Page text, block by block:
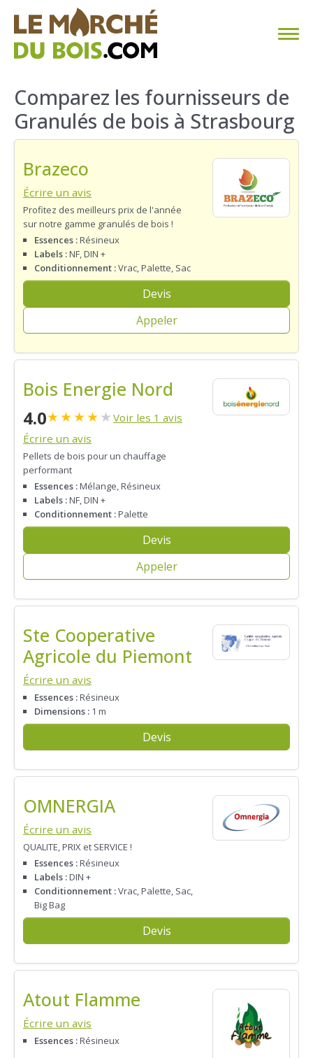
CHAUFFAGE AU BOIS
FAQ
TROUVER SON FOURNISSEUR
BLOG
ESPACE PRO
Comparez les fournisseurs de
Granulés de bois à Strasbourg
Brazeco
Écrire un avis
Profitez des meilleurs prix de l'année
sur notre gamme granulés de bois !
Essences :Résineux
Labels :NF, DIN +
Conditionnement :Vrac, Palette, Sac
Devis
Appeler
Bois Energie Nord
4.0★★★★★ Voir les 1 avis
Écrire un avis
Pellets de bois pour un chauffage
performant
Essences :Mélange, Résineux
Labels :NF, DIN +
Conditionnement :Palette
Devis
Appeler
Ste Cooperative
Agricole du Piemont
Écrire un avis
Essences :Résineux
Dimensions : 1 m
Devis
OMNERGIA
Écrire un avis
QUALITE, PRIX et SERVICE !
Essences :Résineux
Labels :DIN +
Conditionnement :Vrac, Palette, Sac,
Big Bag
Devis
Atout Flamme
Écrire un avis
Essences :Résineux